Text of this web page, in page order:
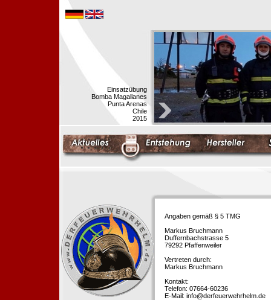
Einsatzübung
Bomba Magallanes
Punta Arenas
Chile
2015
Angaben gemäß § 5 TMG
Markus Bruchmann
Duffernbachstrasse 5
79292 Pfaffenweiler
Vertreten durch:
Markus Bruchmann
Kontakt:
Telefon: 07664-60236
E-Mail: info@derfeuerwehrhelm.de